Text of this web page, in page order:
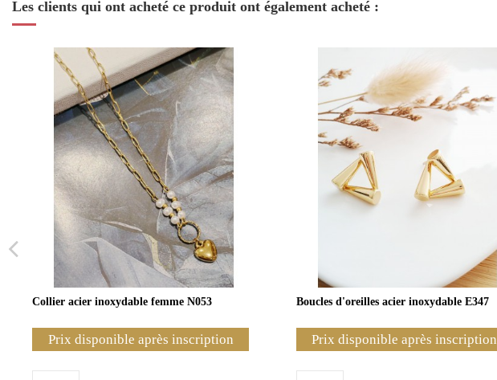
Les clients qui ont acheté ce produit ont également acheté :
Collier acier inoxydable femme N053
Prix disponible après inscription
Boucles d'oreilles acier inoxydable E347
Prix disponible après inscription